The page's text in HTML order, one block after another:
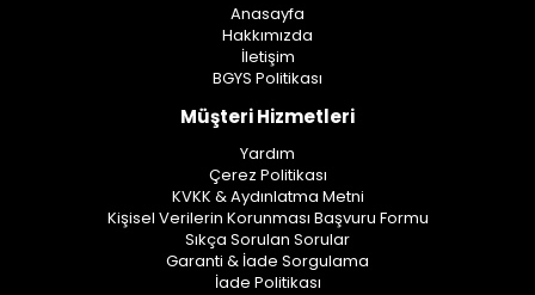
Anasayfa
Hakkımızda
İletişim
BGYS Politikası
Müşteri Hizmetleri
Yardım
Çerez Politikası
KVKK & Aydınlatma Metni
Kişisel Verilerin Korunması Başvuru Formu
Sıkça Sorulan Sorular
Garanti & İade Sorgulama
İade Politikası